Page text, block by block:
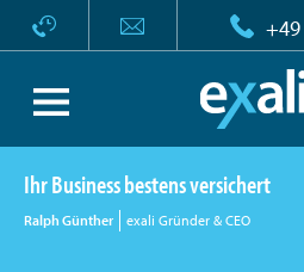
+49
Ihr Business bestens versichert
Ralph Günther exali Gründer & CEO